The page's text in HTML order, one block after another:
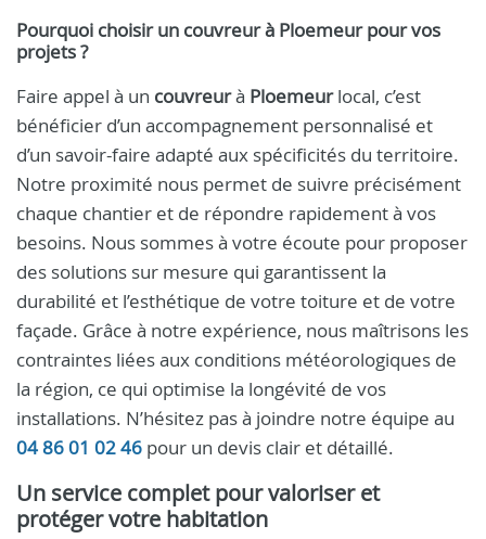
Pourquoi choisir un couvreurà Ploemeurpour vos
projets ?
Faire appel à un couvreurà Ploemeurlocal, c’est
bénéficier d’un accompagnement personnalisé et
d’un savoir-faire adapté aux spécificités du territoire.
Notre proximité nous permet de suivre précisément
chaque chantier et de répondre rapidement à vos
besoins. Nous sommes à votre écoute pour proposer
des solutions sur mesure qui garantissent la
durabilité et l’esthétique de votre toiture et de votre
façade. Grâce à notre expérience, nous maîtrisons les
contraintes liées aux conditions météorologiques de
la région, ce qui optimise la longévité de vos
installations. N’hésitez pas à joindre notre équipe au
04 86 01 02 46 pour un devis clair et détaillé.
Un service complet pour valoriser et
protéger votre habitation